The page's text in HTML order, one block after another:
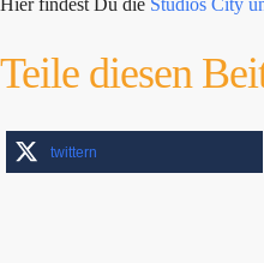
Teile diesen
twittern